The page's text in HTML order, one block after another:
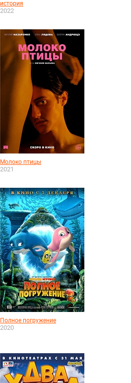
история
2022
Молоко птицы
2021
Полное погружение
2020